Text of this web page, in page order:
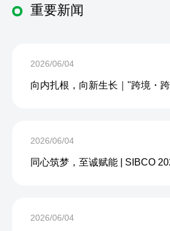
重要新闻
2026/06/04
2026/06/04
2026/06/04